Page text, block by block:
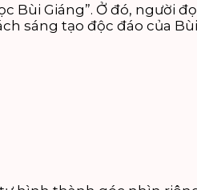
Bùi Giáng”. Ở đó, người
sáng tạo độc đáo của Bùi